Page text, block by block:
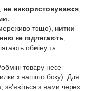
не використовувався
тощо), нитки
не підлягають
обміну та
товару несе
з нашого боку). Для
з нами через